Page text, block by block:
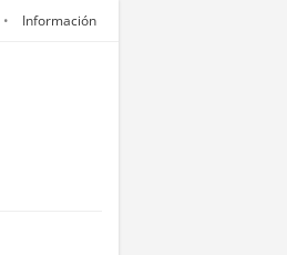
Información